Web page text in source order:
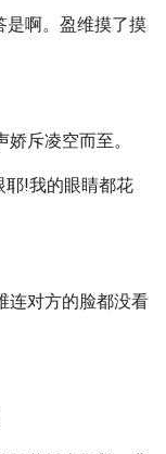
是啊。盈维摸了摸
斥凌空而至。
耶!我的眼睛都花
连对方的脸都没看